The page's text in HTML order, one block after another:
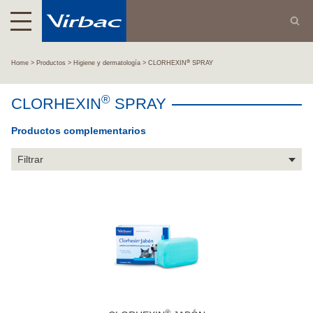
Home Productos Higiene y dermatología CLORHEXIN ® SPRAY
CLORHEXIN® SPRAY
Productos complementarios
Filtrar